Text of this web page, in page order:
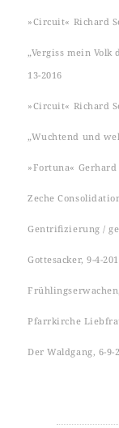
»Circuit« Richard
„Vergiss mein
13-2016
»Circuit« Richard
„Wuchtend und
»Fortuna« Gerhard
Zeche
Gentrifizierung /
Gottesacker, 9-4-
Frühlingserwachen,
Pfarrkirche
Der Waldgang, 6-9-